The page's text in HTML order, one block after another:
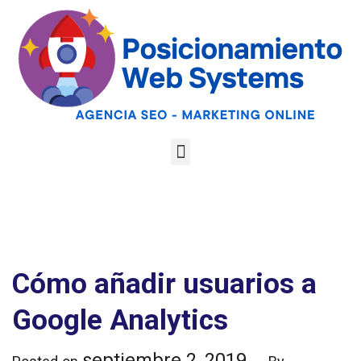
Cómo añadir usuarios a
Google Analytics
Optimiza tu web
para las AI
Google
Overviews y los
LLMs
Analiza tu web gratis